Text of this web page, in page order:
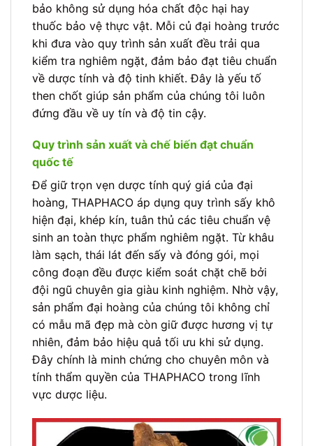
bảo không sử dụng hóa chất độc hại hay
thuốc bảo vệ thực vật. Mỗi củ đại hoàng trước
khi đưa vào quy trình sản xuất đều trải qua
kiểm tra nghiêm ngặt, đảm bảo đạt tiêu chuẩn
về dược tính và độ tinh khiết. Đây là yếu tố
then chốt giúp sản phẩm của chúng tôi luôn
đứng đầu về uy tín và độ tin cậy.
Quy trình sản xuất và chế biến đạt chuẩn
quốc tế
Để giữ trọn vẹn dược tính quý giá của đại
hoàng, THAPHACO áp dụng quy trình sấy khô
hiện đại, khép kín, tuân thủ các tiêu chuẩn vệ
sinh an toàn thực phẩm nghiêm ngặt. Từ khâu
làm sạch, thái lát đến sấy và đóng gói, mọi
công đoạn đều được kiểm soát chặt chẽ bởi
đội ngũ chuyên gia giàu kinh nghiệm. Nhờ vậy,
sản phẩm đại hoàng của chúng tôi không chỉ
có mẫu mã đẹp mà còn giữ được hương vị tự
nhiên, đảm bảo hiệu quả tối ưu khi sử dụng.
Đây chính là minh chứng cho chuyên môn và
tính thẩm quyền của THAPHACO trong lĩnh
vực dược liệu.